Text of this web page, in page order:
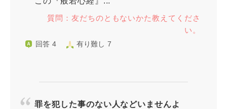
質問：友だちのともないかた教えてくださ
い。
回答 4 有り難し 7
罪を犯した事のない人などいませんよ